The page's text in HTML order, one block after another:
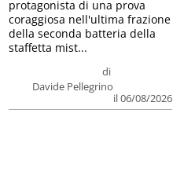
di
Davide Pellegrino
il 06/08/2026
protagonista di una prova
coraggiosa nell'ultima frazione
della seconda batteria della
staffetta mist...